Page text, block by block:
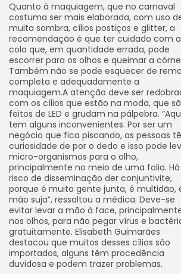
Quanto à maquiagem, que no carnaval
costuma ser mais elaborada, com uso
muita sombra, cílios postiços e glitter, a
recomendação é que ter cuidado com a
cola que, em quantidade errada, pode
escorrer para os olhos e queimar a
Também não se pode esquecer de
completa e adequadamente a
maquiagem.A atenção deve ser
com os cílios que estão na moda, que
feitos de LED e grudam na pálpebra.
tem alguns inconvenientes. Por ser um
negócio que fica piscando, as pessoas
curiosidade de por o dedo e isso pode
micro-organismos para o olho,
principalmente no meio de uma folia. Há
risco de disseminação der conjuntivite,
porque é muita gente junta, é multidão,
mão suja”, ressaltou a médica. Deve-se
evitar levar a mão à face,
nos olhos, para não pegar vírus e
gratuitamente. Elisabeth Guimarães
destacou que muitos desses cílios são
importados, alguns têm procedência
duvidosa e podem trazer problemas.